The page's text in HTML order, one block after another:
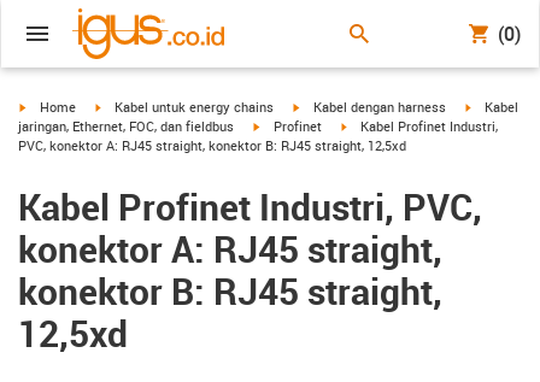
(0)
igus-icon-arrow-right
Home igus-icon-arrow-right
Kabel untuk energy chains igus-icon-arrow-right
Kabel dengan harness igus-icon-
Kabel
jaringan, Ethernet, FOC, dan fieldbus
igus-icon-arrow-right
Profinet igus-icon-arrow-right
Kabel Profinet Industri,
PVC, konektor A: RJ45 straight, konektor B: RJ45 straight, 12,5xd
Kabel Profinet Industri, PVC,
konektor A: RJ45 straight,
konektor B: RJ45 straight,
12,5xd